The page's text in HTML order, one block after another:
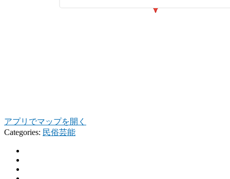
アプリでマップを開く
Categories: 民俗芸能